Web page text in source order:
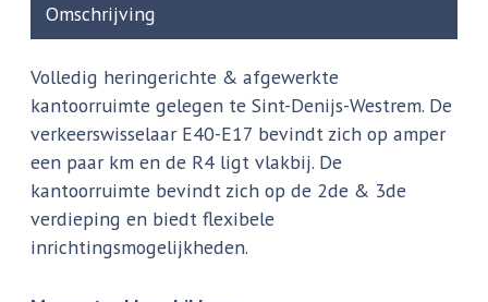
Omschrijving
Volledig heringerichte & afgewerkte
kantoorruimte gelegen te Sint-Denijs-Westrem. De
verkeerswisselaar E40-E17 bevindt zich op amper
een paar km en de R4 ligt vlakbij. De
kantoorruimte bevindt zich op de 2de & 3de
verdieping en biedt flexibele
inrichtingsmogelijkheden.